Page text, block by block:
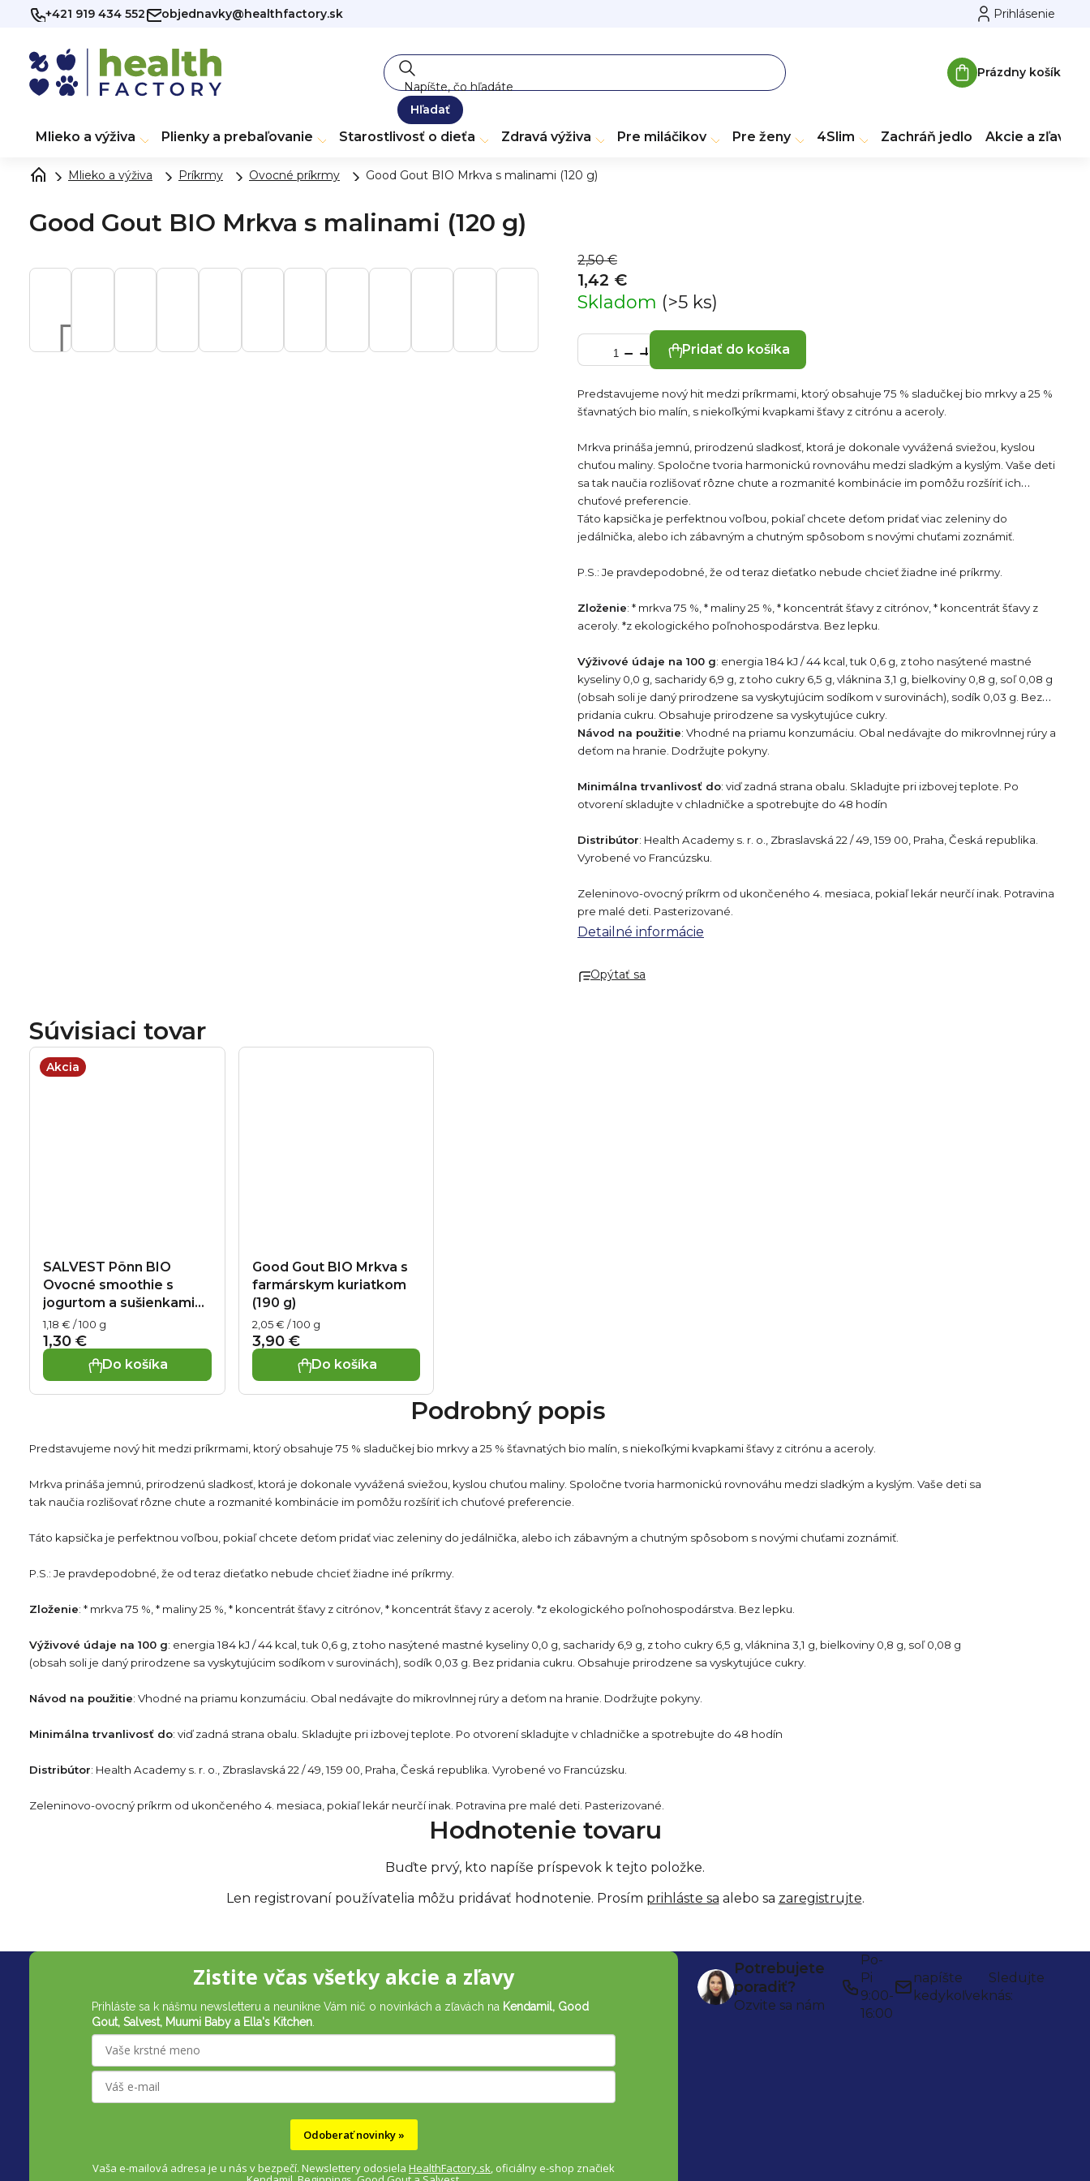
Prejsť +421 919 434 552 objednavky@healthfactory.sk Prihlásenie
Hľadať
Nákupný
Prázdny košík
Mlieko a výživa Plienky a prebaľovanie Starostlivosť o dieťa Zdravá výživa Pre miláčikov Pre ženy 4Slim Zachráň jedlo Akcie a zľavy
Mlieko a výživa Príkrmy Ovocné príkrmy Good Gout BIO Mrkva s malinami (120 g)
Good Gout BIO Mrkva s malinami (120 g)
2,50 €
1,42 €
Skladom (>5 ks)
Pridať do košíka
Predstavujeme nový hit medzi príkrmami, ktorý obsahuje 75 % sladučkej bio mrkvy a 25 %
šťavnatých bio malín, s niekoľkými kvapkami šťavy z citrónu a aceroly.
Mrkva prináša jemnú, prirodzenú sladkosť, ktorá je dokonale vyvážená sviežou, kyslou
chuťou maliny. Spoločne tvoria harmonickú rovnováhu medzi sladkým a kyslým. Vaše deti
sa tak naučia rozlišovať rôzne chute a rozmanité kombinácie im pomôžu rozšíriť ich
chuťové preferencie.
Táto kapsička je perfektnou voľbou, pokiaľ chcete deťom pridať viac zeleniny do
jedálnička, alebo ich zábavným a chutným spôsobom s novými chuťami zoznámiť.
P.S.: Je pravdepodobné, že od teraz dieťatko nebude chcieť žiadne iné príkrmy.
Zloženie: * mrkva 75 %, * maliny 25 %, * koncentrát šťavy z citrónov, * koncentrát šťavy z
aceroly. *z ekologického poľnohospodárstva. Bez lepku.
Výživové údaje na 100 g: energia 184 kJ / 44 kcal, tuk 0,6 g, z toho nasýtené mastné
kyseliny 0,0 g, sacharidy 6,9 g, z toho cukry 6,5 g, vláknina 3,1 g, bielkoviny 0,8 g, soľ 0,08 g
(obsah soli je daný prirodzene sa vyskytujúcim sodíkom v surovinách), sodík 0,03 g. Bez
pridania cukru. Obsahuje prirodzene sa vyskytujúce cukry.
Návod na použitie: Vhodné na priamu konzumáciu. Obal nedávajte do mikrovlnnej rúry a
deťom na hranie. Dodržujte pokyny.
Minimálna trvanlivosť do: viď zadná strana obalu. Skladujte pri izbovej teplote. Po
otvorení skladujte v chladničke a spotrebujte do 48 hodín
Distribútor: Health Academy s. r. o., Zbraslavská 22 / 49, 159 00, Praha, Česká republika.
Vyrobené vo Francúzsku.
Zeleninovo-ovocný príkrm od ukončeného 4. mesiaca, pokiaľ lekár neurčí inak. Potravina
pre malé deti. Pasterizované.
Detailné informácie
Opýtať sa
Súvisiaci tovar
Akcia
SALVEST Põnn BIO
Ovocné smoothie s
jogurtom a sušienkami
(110 g)
1,30 €
Jednotková
cena:
1,18 € / 100 g
Do košíka
Good Gout BIO Mrkva s
farmárskym kuriatkom
(190 g)
3,90 €
Jednotková
cena:
2,05 € / 100 g
Do košíka
Podrobný popis
Predstavujeme nový hit medzi príkrmami, ktorý obsahuje 75 % sladučkej bio mrkvy a 25 % šťavnatých bio malín, s niekoľkými kvapkami šťavy z citrónu a aceroly.
Mrkva prináša jemnú, prirodzenú sladkosť, ktorá je dokonale vyvážená sviežou, kyslou chuťou maliny. Spoločne tvoria harmonickú rovnováhu medzi sladkým a kyslým. Vaše deti sa
tak naučia rozlišovať rôzne chute a rozmanité kombinácie im pomôžu rozšíriť ich chuťové preferencie.
Táto kapsička je perfektnou voľbou, pokiaľ chcete deťom pridať viac zeleniny do jedálnička, alebo ich zábavným a chutným spôsobom s novými chuťami zoznámiť.
P.S.: Je pravdepodobné, že od teraz dieťatko nebude chcieť žiadne iné príkrmy.
Zloženie: * mrkva 75 %, * maliny 25 %, * koncentrát šťavy z citrónov, * koncentrát šťavy z aceroly. *z ekologického poľnohospodárstva. Bez lepku.
Výživové údaje na 100 g: energia 184 kJ / 44 kcal, tuk 0,6 g, z toho nasýtené mastné kyseliny 0,0 g, sacharidy 6,9 g, z toho cukry 6,5 g, vláknina 3,1 g, bielkoviny 0,8 g, soľ 0,08 g
(obsah soli je daný prirodzene sa vyskytujúcim sodíkom v surovinách), sodík 0,03 g. Bez pridania cukru. Obsahuje prirodzene sa vyskytujúce cukry.
Návod na použitie: Vhodné na priamu konzumáciu. Obal nedávajte do mikrovlnnej rúry a deťom na hranie. Dodržujte pokyny.
Minimálna trvanlivosť do: viď zadná strana obalu. Skladujte pri izbovej teplote. Po otvorení skladujte v chladničke a spotrebujte do 48 hodín
Distribútor: Health Academy s. r. o., Zbraslavská 22 / 49, 159 00, Praha, Česká republika. Vyrobené vo Francúzsku.
Zeleninovo-ovocný príkrm od ukončeného 4. mesiaca, pokiaľ lekár neurčí inak. Potravina pre malé deti. Pasterizované.
Hodnotenie tovaru
Buďte prvý, kto napíše príspevok k tejto položke.
Len registrovaní používatelia môžu pridávať hodnotenie. Prosím prihláste sa alebo sa zaregistrujte.
Zistite včas všetky akcie a zľavy
Prihláste sa k nášmu newsletteru a neunikne Vám nič o novinkách a zľavách na Kendamil, Good
Gout, Salvest, Muumi Baby a Ella's Kitchen
Odoberať novinky »
Vaša e-mailová adresa je u nás v bezpečí. Newslettery odosiela HealthFactory.sk, oficiálny e-shop značiek
Potrebujete
poradiť?
Ozvite sa nám
Po-
Pi
9:00-
16:00
napíšte
kedykoľvek
Sledujte
nás: